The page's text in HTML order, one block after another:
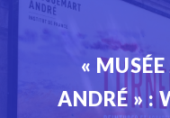
«
ANDRÉ » :